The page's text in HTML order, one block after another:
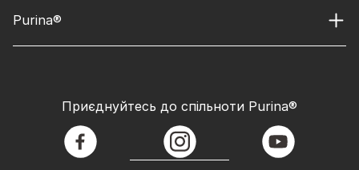
Purina®
Приєднуйтесь до спільноти Purina®
facebook instagram youtube